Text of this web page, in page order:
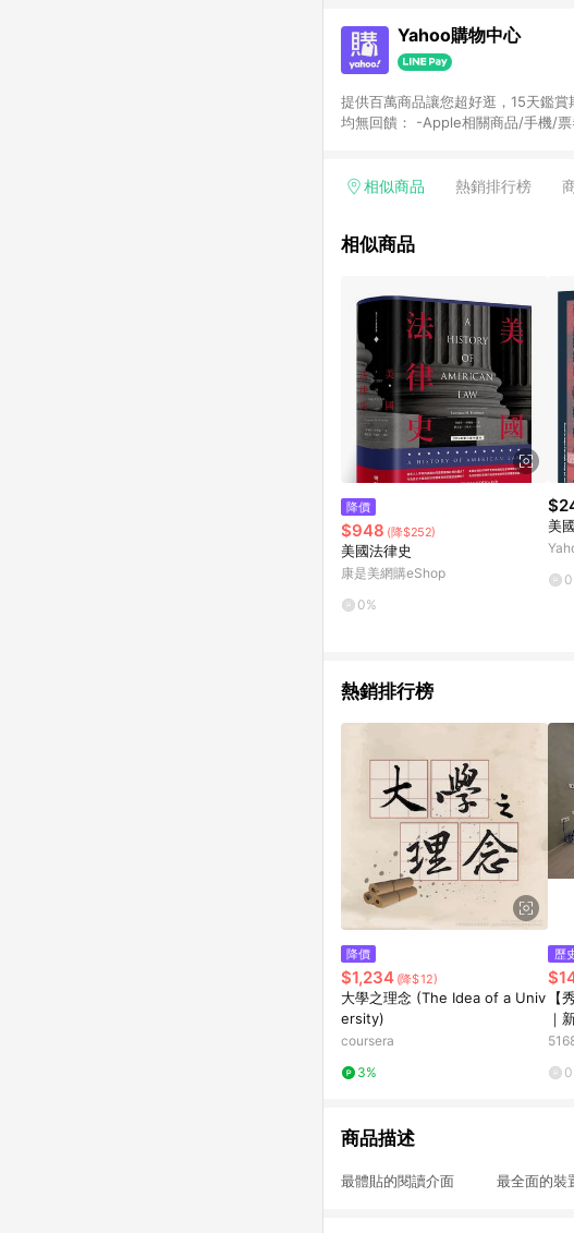
Yahoo購物中心
提供百萬商品讓您超好逛，15天鑑賞期購物
均無回饋： -Apple相關商品/手機/
Yahoo超贈點回饋者 - 購物中心商
相似商品 熱銷排行榜
相似商品
降價
$948 (降$252)
美國法律史
康是美網購eShop
0%
美
熱銷排行榜
降價
$1,234 (降$12)
大學之理念 (The Idea of a Univ
ersity)
coursera
3%
歷
【
｜
商品描述
最體貼的閱讀介面 最全面的